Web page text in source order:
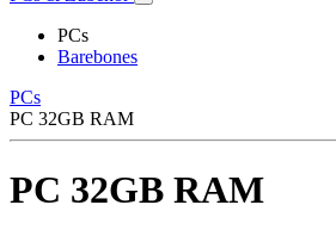
PCs
Barebones
PCs
PC 32GB RAM
PC 32GB RAM